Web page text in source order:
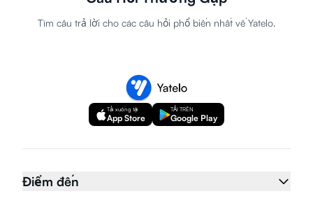
Tìm câu trả lời cho các câu hỏi phổ biến nhất về Yatelo.
Tải xuống tại
App Store
TẢI TRÊN
Google Play
Điểm đến